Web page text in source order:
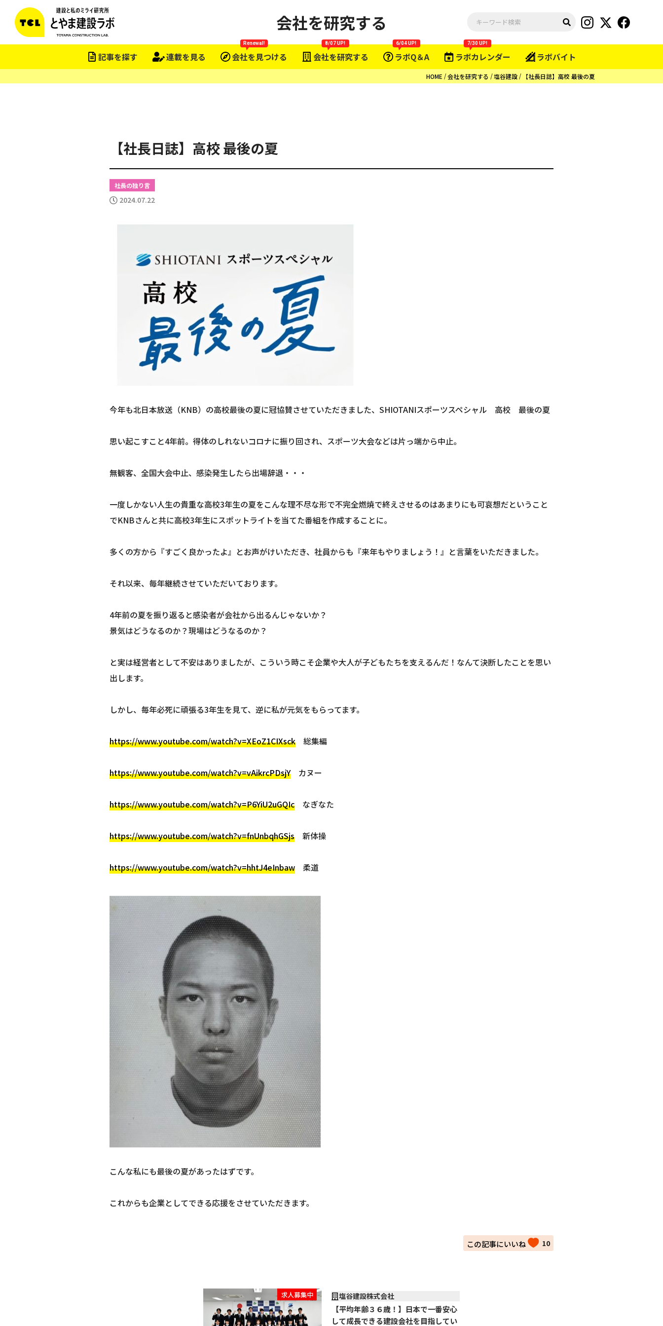
記事を探す 連載を見る 会社を見つける
Renewal!
会社を研究する
8/07 UP!
ラボQ＆A
6/04 UP!
ラボカレンダー
7/30 UP!
ラボバイト
会社を研究する
HOME 会社を研究する 塩谷建設 【社長日誌】高校 最後の夏
【社長日誌】高校 最後の夏
社長の独り言
2024.07.22
今年も北日本放送（KNB）の高校最後の夏に冠協賛させていただきました、SHIOTANIスポーツスペシャル 高校 最後の夏
思い起こすこと4年前。得体のしれないコロナに振り回され、スポーツ大会などは片っ端から中止。
無観客、全国大会中止、感染発生したら出場辞退・・・
一度しかない人生の貴重な高校3年生の夏をこんな理不尽な形で不完全燃焼で終えさせるのはあまりにも可哀想だということ
でKNBさんと共に高校3年生にスポットライトを当てた番組を作成することに。
多くの方から『すごく良かったよ』とお声がけいただき、社員からも『来年もやりましょう！』と言葉をいただきました。
それ以来、毎年継続させていただいております。
4年前の夏を振り返ると感染者が会社から出るんじゃないか？
景気はどうなるのか？現場はどうなるのか？
と実は経営者として不安はありましたが、こういう時こそ企業や大人が子どもたちを支えるんだ！なんて決断したことを思い
出します。
しかし、毎年必死に頑張る3年生を見て、逆に私が元気をもらってます。
https://www.youtube.com/watch?v=XEoZ1CIXsck 総集編
https://www.youtube.com/watch?v=vAikrcPDsjYカヌー
https://www.youtube.com/watch?v=P6YiU2uGQIc なぎなた
https://www.youtube.com/watch?v=fnUnbqhGSjs 新体操
https://www.youtube.com/watch?v=hhtJ4eInbaw 柔道
こんな私にも最後の夏があったはずです。
これからも企業としてできる応援をさせていただきます。
10
この会社をもっと研究する
求人募集中 塩谷建設株式会社
【平均年齢３６歳！】日本で一番安心
して成長できる建設会社を目指してい